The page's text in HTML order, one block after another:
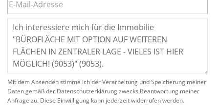
Mit dem Absenden stimme ich der Verarbeitung und Speicherung meiner
Daten gemäß der Datenschutzerklärung zwecks Beantwortung meiner
Anfrage zu. Diese Einwilligung kann jederzeit widerrufen werden.